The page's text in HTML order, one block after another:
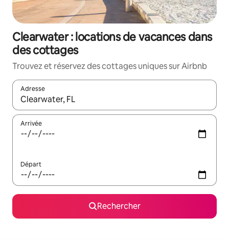
Clearwater : locations de vacances dans
des cottages
Trouvez et réservez des cottages uniques sur Airbnb
Adresse
Lorsque les résultats s'affichent, utilisez les flèches vers le
Arrivée
Départ
Rechercher